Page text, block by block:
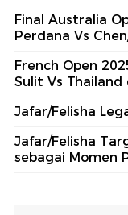
Final Australia
Perdana Vs
French Open
Sulit Vs Thailand
Jafar/Felisha
Jafar/Felisha
sebagai Momen